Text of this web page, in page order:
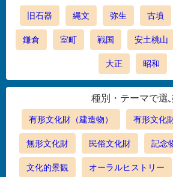
旧石器 縄文 弥生 古墳
鎌倉 室町 戦国 安土桃山
大正 昭和
種別・テーマで選
有形文化財（建造物） 有形文化
無形文化財 民俗文化財 記念
文化的景観 オーラルヒストリー